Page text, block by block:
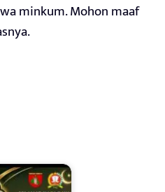
minkum. Mohon maaf